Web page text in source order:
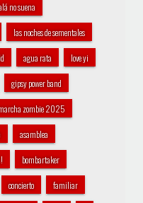
no suena
las noches de sementales
agua rata love yi
gipsy power band
zombie 2025
asamblea
bombartaker
concierto familiar